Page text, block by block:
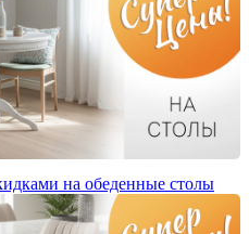
на обеденные столы